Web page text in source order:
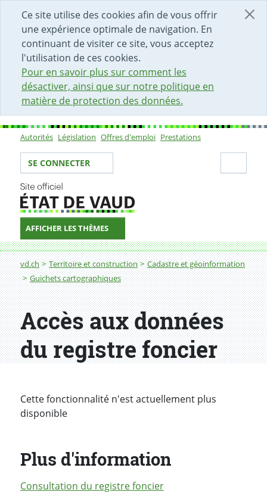
Ce site utilise des cookies afin de vous offrir
une expérience optimale de navigation. En
continuant de visiter ce site, vous acceptez
l'utilisation de ces cookies.
Pour en savoir plus sur comment les
désactiver, ainsi que sur notre politique en
matière de protection des données.
DÉBUT DU CONTENU DE LA PAGE
ACCÈS AU CHAMP DE RECHERCHE
PAGE D'ACCUEIL
FORMULAIRE DE CONTACT
Sous-navigation
Autorités Législation Offres d'emploi Prestations
Votre identité
SE CONNECTER
AFFICHER LES THÈMES
Fil d'Ariane
vd.ch Territoire et construction
Cadastre et géoinformation
Guichets cartographiques
Accès aux données du registre foncier
Accès aux données
du registre foncier
Cette fonctionnalité n'est actuellement plus
disponible
Plus d'information
Consultation du registre foncier